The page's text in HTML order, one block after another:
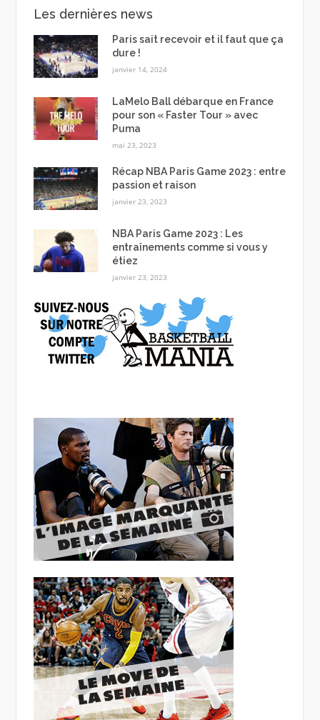
Les dernières news
Paris sait recevoir et il faut que ça
dure !
janvier 14, 2024
LaMelo Ball débarque en France
pour son « Faster Tour » avec
Puma
mai 23, 2023
Récap NBA Paris Game 2023 : entre
passion et raison
janvier 23, 2023
NBA Paris Game 2023 : Les
entraînements comme si vous y
étiez
janvier 23, 2023